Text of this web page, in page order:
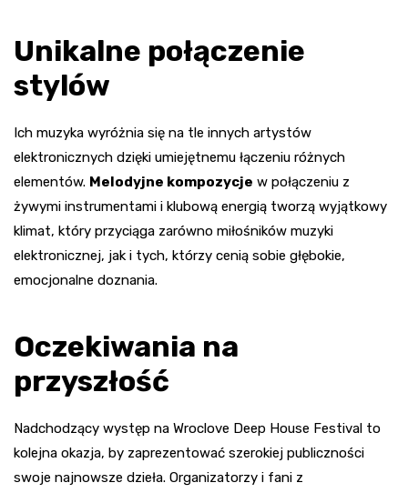
Unikalne połączenie
stylów
Ich muzyka wyróżnia się na tle innych artystów
elektronicznych dzięki umiejętnemu łączeniu różnych
elementów. Melodyjne kompozycje w połączeniu z
żywymi instrumentami i klubową energią tworzą wyjątkowy
klimat, który przyciąga zarówno miłośników muzyki
elektronicznej, jak i tych, którzy cenią sobie głębokie,
emocjonalne doznania.
Oczekiwania na
przyszłość
Nadchodzący występ na Wroclove Deep House Festival to
kolejna okazja, by zaprezentować szerokiej publiczności
swoje najnowsze dzieła. Organizatorzy i fani z